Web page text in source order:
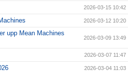
2026-03-15 10:42
2026-03-12 10:20
upp Mean Machines
2026-03-09 13:49
2026-03-07 11:47
2026-03-04 11:03